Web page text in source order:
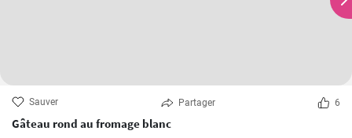
Sauver Partager 6
Gâteau rond au fromage blanc